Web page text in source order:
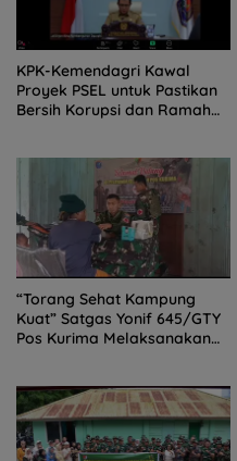
KPK-Kemendagri Kawal
Proyek PSEL untuk Pastikan
Bersih Korupsi dan Ramah
“Torang Sehat Kampung
Kuat” Satgas Yonif 645/GTY
Pos Kurima Melaksanakan